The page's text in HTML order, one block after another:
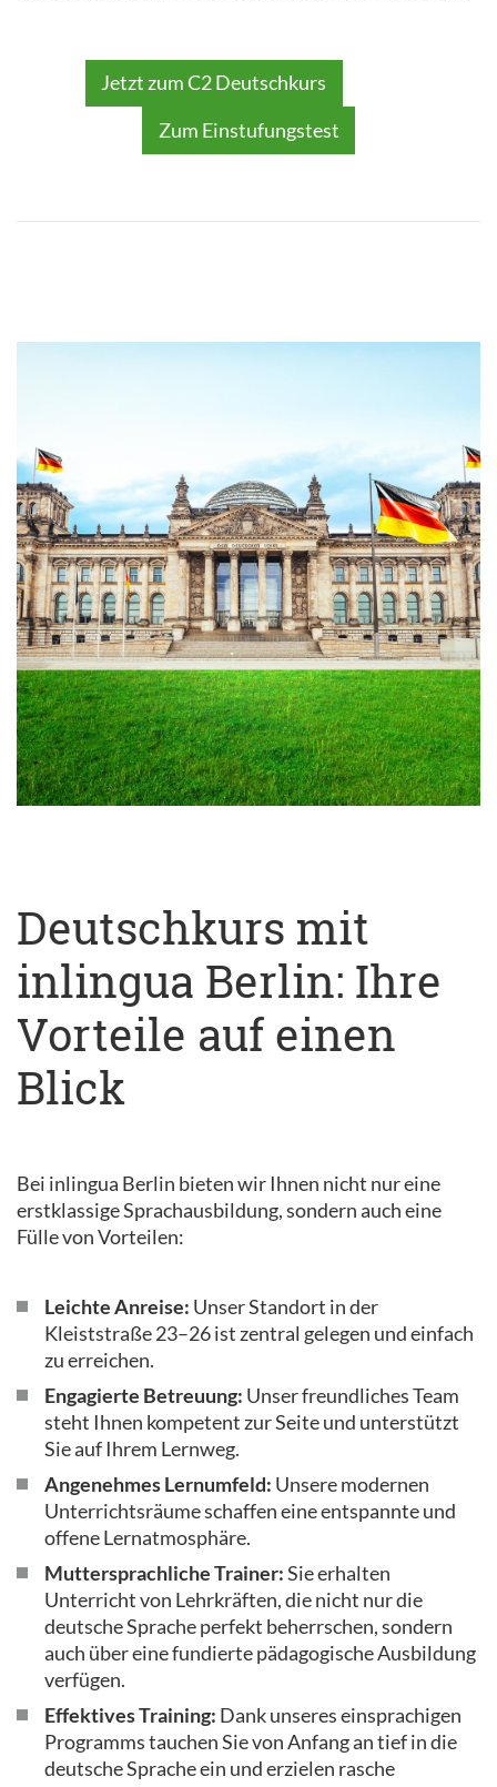
Jetzt zum C2 Deutschkurs
Zum Einstufungstest
Deutschkurs mit
inlingua Berlin: Ihre
Vorteile auf einen
Blick
Bei inlingua Berlin bieten wir Ihnen nicht nur eine
erstklassige Sprachausbildung, sondern auch eine
Fülle von Vorteilen:
Leichte Anreise: Unser Standort in der
Kleiststraße 23–26 ist zentral gelegen und einfach
zu erreichen.
Engagierte Betreuung: Unser freundliches Team
steht Ihnen kompetent zur Seite und unterstützt
Sie auf Ihrem Lernweg.
Angenehmes Lernumfeld: Unsere modernen
Unterrichtsräume schaffen eine entspannte und
offene Lernatmosphäre.
Muttersprachliche Trainer:Sie erhalten
Unterricht von Lehrkräften, die nicht nur die
deutsche Sprache perfekt beherrschen, sondern
auch über eine fundierte pädagogische Ausbildung
verfügen.
Effektives Training: Dank unseres einsprachigen
Programms tauchen Sie von Anfang an tief in die
deutsche Sprache ein und erzielen rasche